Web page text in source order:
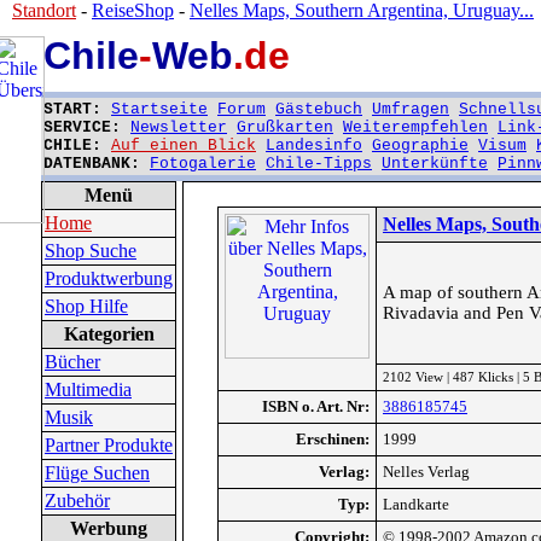
Chile-Web.de
START: Startseite Forum Gästebuch Umfragen
SERVICE: Newsletter Grußkarten Weiterempfehlen
CHILE: Auf einen Blick Landesinfo Geographie Visum
DATENBANK: Fotogalerie Chile-Tipps Unterkünfte
Standort - ReiseShop - Nelles Maps, Southern Argentina, Uruguay...
Menü
Home
Shop Suche
Produktwerbung
Shop Hilfe
Kategorien
Bücher
Multimedia
Musik
Partner Produkte
Flüge Suchen
Zubehör
Werbung
Nelles Maps,
A map of southern
Rivadavia and Pen
2102 View | 487 Klicks | 5
ISBN o. Art. Nr:
3886185745
Erschinen:
1999
Verlag:
Nelles Verlag
Typ:
Landkarte
Copyright:
© 1998-2002